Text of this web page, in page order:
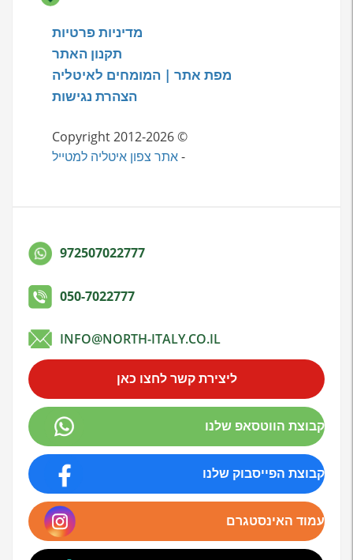
972507022777
050-7022777
INFO@NORTH-ITALY.CO.IL
ליצירת קשר לחצו כאן
קבוצת הווטסאפ שלנו
קבוצת הפייסבוק שלנו
עמוד האינסטגרם
מדיניות פרטיות
תקנון האתר
מפת אתר | המומחים לאיטליה
הצהרת נגישות
© Copyright 2012-2026
-אתר צפון איטליה למטייל